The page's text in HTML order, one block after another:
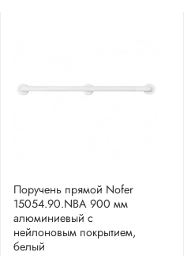
Поручень прямой Nofer
15054.90.NBA 900 мм
алюминиевый с
нейлоновым покрытием,
белый